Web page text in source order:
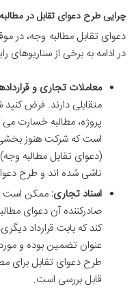
چرایی طرح دعوای تقابل در
دعوای تقابل مطالبه وجه، در
در ادامه به برخی از سناریوهای
معاملات تجاری و
متقابلی دارند. فرض
پروژه، مطالبه خسارت
است که شرکت هنوز بخشی
(دعوای تقابل مطالبه
ناشی شده اند و طرح
اسناد تجاری: ممکن است
صادرکننده آن دعوای
کند که بابت قرارداد
عنوان تضمین بوده و مورد
طرح دعوای تقابل برای
قابل بررسی است.